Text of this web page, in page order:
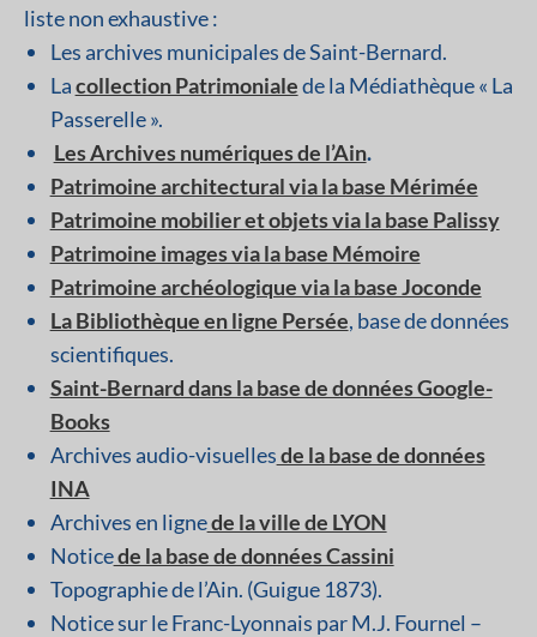
liste non exhaustive :
Les archives municipales de Saint-Bernard.
Lacollection Patrimonialede la Médiathèque « La
Passerelle ».
Les Archives numériques de l’Ain.
Patrimoine architectural via la base Mérimée
Patrimoine mobilier et objets via la base Palissy
Patrimoine images via la base Mémoire
Patrimoine archéologique via la base Joconde
La Bibliothèque en ligne Persée, base de données
scientifiques.
Saint-Bernard dans la base de données Google-
Books
Archives audio-visuellesde la base de données
INA
Archives en lignede la ville de LYON
Noticede la base de données Cassini
Topographie de l’Ain. (Guigue 1873).
Notice sur le Franc-Lyonnais par M.J. Fournel –